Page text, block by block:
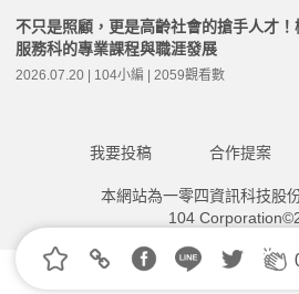
不只是照顧，更是高齡社會的搶手人才
服務科的專業課程與職涯發展
2026.07.20 | 104小編 | 2059觀看數
我要投稿 合作提案
本網站為一零四資訊科技股
104